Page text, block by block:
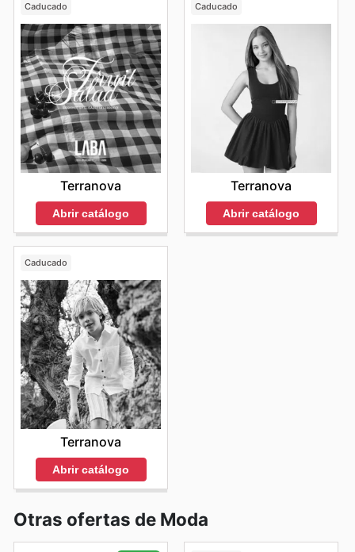
Caducado
Terranova
Abrir catálogo
Caducado
Terranova
Abrir catálogo
Caducado
Terranova
Abrir catálogo
Otras ofertas de Moda